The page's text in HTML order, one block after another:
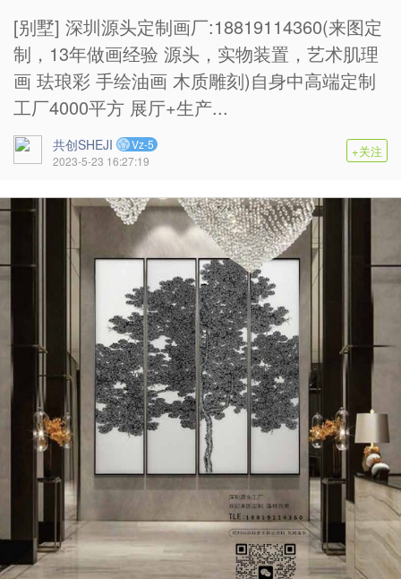
[别墅] 深圳源头定制画厂:18819114360(来图定
制，13年做画经验 源头，实物装置，艺术肌理
画 珐琅彩 手绘油画 木质雕刻)自身中高端定制
工厂4000平方 展厅+生产...
共创SHEJI
Vz-5
2023-5-23 16:27:19
+关注